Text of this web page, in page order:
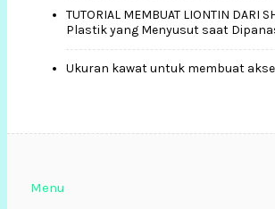
TUTORIAL MEMBUAT LIONTIN DARI
Plastik yang Menyusut saat
Ukuran kawat untuk membuat
Menu